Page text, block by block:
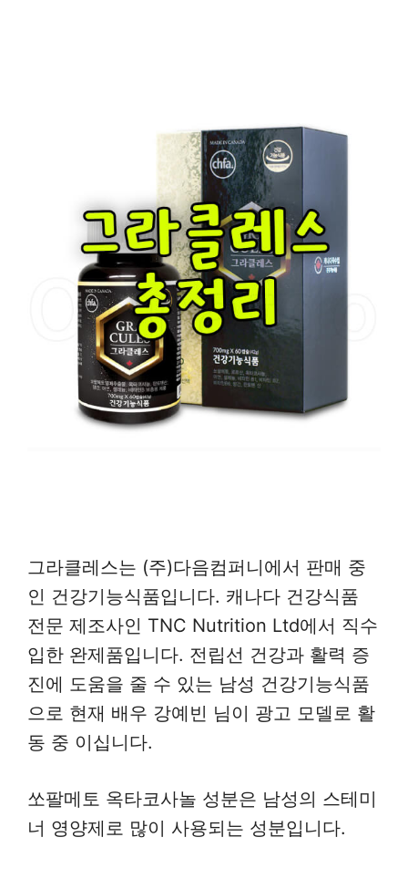
그라클레스는 (주)다음컴퍼니에서 판매 중
인 건강기능식품입니다. 캐나다 건강식품
전문 제조사인 TNC Nutrition Ltd에서 직수
입한 완제품입니다. 전립선 건강과 활력 증
진에 도움을 줄 수 있는 남성 건강기능식품
으로 현재 배우 강예빈 님이 광고 모델로 활
동 중 이십니다.
쏘팔메토 옥타코사놀 성분은 남성의 스테미
너 영양제로 많이 사용되는 성분입니다.